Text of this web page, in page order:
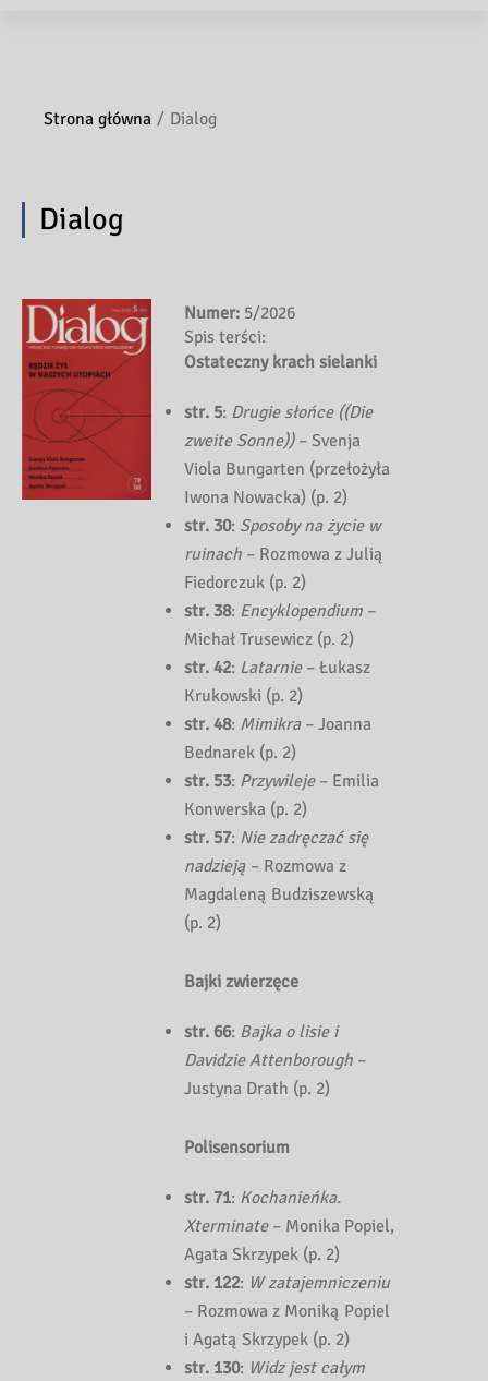
Strona główna Dialog
Dialog
Numer: 5/2026
Spis terści:
Ostateczny krach sielanki
str. 5: Drugie słońce ((Die
zweite Sonne))– Svenja
Viola Bungarten (przełożyła
Iwona Nowacka) (p. 2)
str. 30: Sposoby na życie w
ruinach – Rozmowa z Julią
Fiedorczuk (p. 2)
str. 38: Encyklopendium –
Michał Trusewicz (p. 2)
str. 42: Latarnie– Łukasz
Krukowski (p. 2)
str. 48: Mimikra– Joanna
Bednarek (p. 2)
str. 53: Przywileje– Emilia
Konwerska (p. 2)
str. 57: Nie zadręczać się
nadzieją – Rozmowa z
Magdaleną Budziszewską
(p. 2)
Bajki zwierzęce
str. 66: Bajka o lisie i
Davidzie Attenborough –
Justyna Drath (p. 2)
Polisensorium
str. 71: Kochanieńka.
Xterminate– Monika Popiel,
Agata Skrzypek (p. 2)
str. 122: W zatajemniczeniu
– Rozmowa z Moniką Popiel
i Agatą Skrzypek (p. 2)
str. 130: Widz jest całym